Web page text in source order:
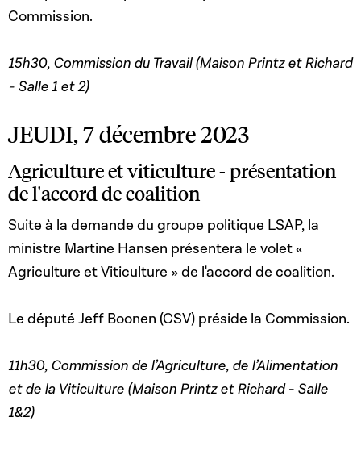
Commission.
15h30, Commission du Travail (Maison Printz et Richard
- Salle 1 et 2)
JEUDI, 7 décembre 2023
Agriculture et viticulture - présentation
de l'accord de coalition
Suite à la demande du groupe politique LSAP, la
ministre Martine Hansen présentera le volet «
Agriculture et Viticulture » de l'accord de coalition.
Le député Jeff Boonen (CSV) préside la Commission.
11h30, Commission de l’Agriculture, de l’Alimentation
et de la Viticulture (Maison Printz et Richard - Salle
1&2)